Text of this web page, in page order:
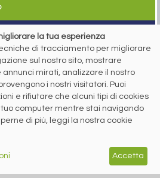
Morandi Group s.r.l.
Don Milani 5
SEGUICI SUI NOSTRI
la tua esperienza
di tracciamento per migliorare
sul nostro sito, mostrare
mirati, analizzare il nostro
i nostri visitatori. Puoi
e rifiutare che alcuni tipi di cookies
computer mentre stai navigando
di più, leggi la nostra cookie
Accetta